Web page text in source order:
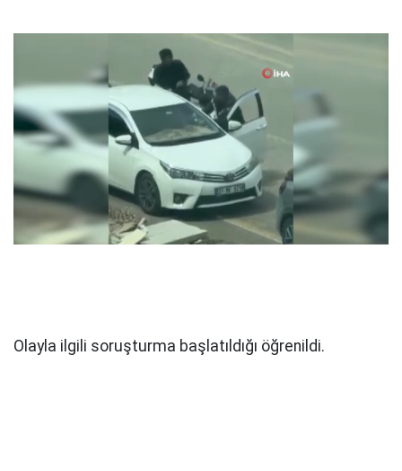
Olayla ilgili soruşturma başlatıldığı öğrenildi.